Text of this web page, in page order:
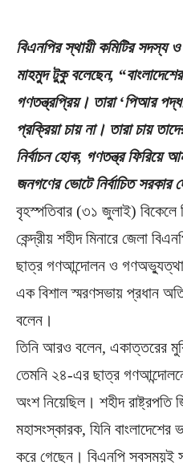
বিএনপির স্থায়ী কমিটির সদস্য ও
মাহমুদ টুকু বলেছেন,
গণতন্ত্রপ্রিয়। তারা ‘পিআর
প্রক্রিয়া চায় না। তারা চায়
নির্বাচন হোক, গণতন্ত্র ফিরিয়ে
জনগণের ভোটে নির্বাচিত
বৃহস্পতিবার (৩১ জুলাই)
কেন্দ্রীয় শহীদ মিনারে জেলা
ছাত্র গণআন্দোলন ও
এক বিশাল স্মরণসভায় প্রধান
বলেন।
তিনি আরও বলেন, একাত্তরের
তেমনি ২৪-এর ছাত্র
অংশ নিয়েছিল। শহীদ
মহাসংস্কারক, যিনি বাংলাদেশের
করে গেছেন। বিএনপি সবসময়ই